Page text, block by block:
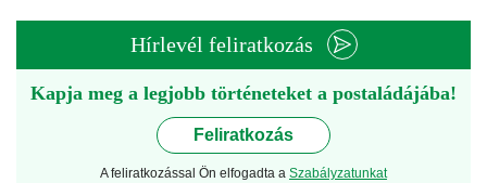
Hírlevél feliratkozás
Kapja meg a legjobb történeteket a postaládájába!
Feliratkozás
A feliratkozással Ön elfogadta a Szabályzatunkat